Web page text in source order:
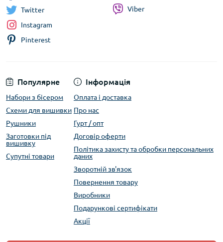
Популярне
Набори з бісером
Схеми для вишивки
Рушники
Заготовки під
вишивку
Супутні товари
Інформація
Оплата і доставка
Про нас
Гурт / опт
Договір оферти
Політика захисту та обробки персональних
даних
Зворотній зв'язок
Повернення товару
Виробники
Подарункові сертифікати
Акції
Twitter
Instagram
Pinterest
Viber